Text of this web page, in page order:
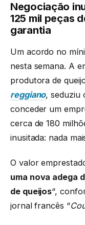
Negociação
125 mil peças
garantia
Um acordo no
nesta semana. A
produtora de
reggiano, seduziu
conceder um
cerca de 180
inusitada: nada
O valor
uma nova adega
de queijos“,
jornal francês “